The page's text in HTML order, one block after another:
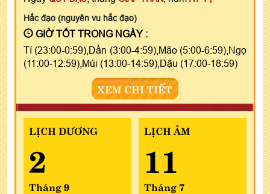
Hắc đạo (nguyên vu hắc đạo)
GIỜ TỐT TRONG NGÀY :
Tí (23:00-0:59),Dần (3:00-4:59),Mão (5:00-6:59),Ngọ
(11:00-12:59),Mùi (13:00-14:59),Dậu (17:00-18:59)
XEM CHI TIẾT
LỊCH DƯƠNG
2
Tháng 9
LỊCH ÂM
11
Tháng 7